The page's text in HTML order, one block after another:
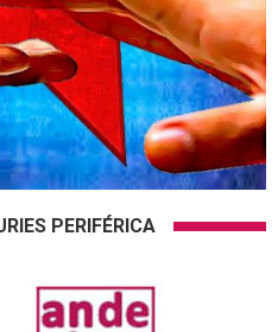
PERIFÉRICA